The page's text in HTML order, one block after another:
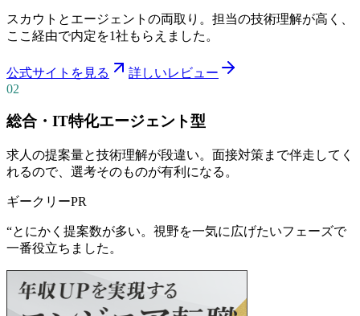
スカウトとエージェントの両取り。担当の技術理解が高く、
ここ経由で内定を1社もらえました。
公式サイトを見る
詳しいレビュー
02
総合・IT特化エージェント型
求人の提案量と技術理解が段違い。面接対策まで伴走してく
れるので、選考そのものが有利になる。
ギークリーPR
“とにかく提案数が多い。視野を一気に広げたいフェーズで
一番役立ちました。